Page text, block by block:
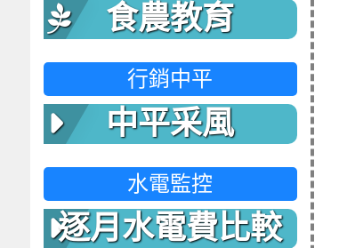
食農教育
行銷中平
中平采風
水電監控
逐月水電費比較